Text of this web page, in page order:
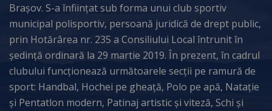
Brașov. S-a înființat sub forma unui club sportiv
municipal polisportiv, persoană juridică de drept public,
prin Hotărârea nr. 235 a Consiliului Local întrunit în
ședință ordinară la 29 martie 2019. În prezent, în cadrul
clubului funcționează următoarele secții pe ramură de
sport: Handbal, Hochei pe gheață, Polo pe apă, Natație
și Pentatlon modern, Patinaj artistic și viteză, Schi și